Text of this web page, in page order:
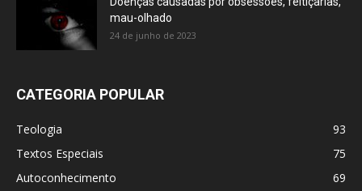
mau-olhado
24 de junho de 2023
CATEGORIA POPULAR
Teologia
93
Textos Especiais
75
Autoconhecimento
69